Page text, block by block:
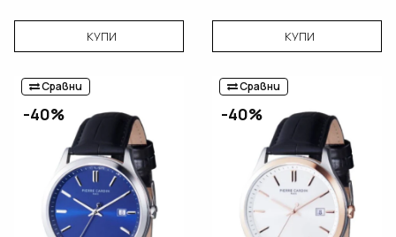
КУПИ КУПИ
Сравни
-40%
Сравни
-40%